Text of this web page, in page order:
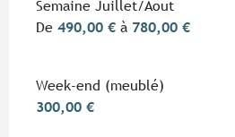
Semaine Juillet/Aout
De 490,00 € à 780,00 €
Week-end (meublé)
300,00 €